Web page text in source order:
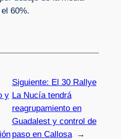
60%.
y
Siguiente: El 30 Rallye
La Nucía tendrá
reagrupamiento en
Guadalest y control de
paso en Callosa
→